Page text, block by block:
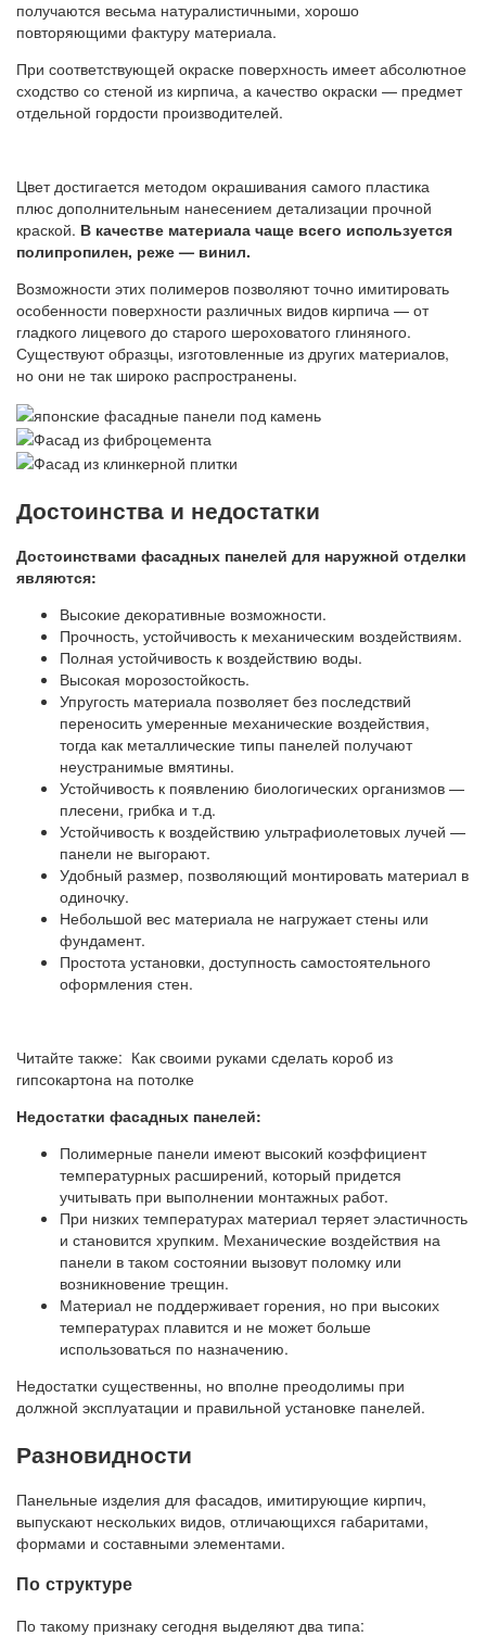
получаются весьма натуралистичными, хорошо
повторяющими фактуру материала.
При соответствующей окраске поверхность имеет абсолютное
сходство со стеной из кирпича, а качество окраски — предмет
отдельной гордости производителей.
Цвет достигается методом окрашивания самого пластика
плюс дополнительным нанесением детализации прочной
краской. В качестве материала чаще всего используется
полипропилен, реже — винил.
Возможности этих полимеров позволяют точно имитировать
особенности поверхности различных видов кирпича — от
гладкого лицевого до старого шероховатого глиняного.
Существуют образцы, изготовленные из других материалов,
но они не так широко распространены.
Достоинства и недостатки
Достоинствами фасадных панелей для наружной отделки
являются:
Высокие декоративные возможности.
Прочность, устойчивость к механическим воздействиям.
Полная устойчивость к воздействию воды.
Высокая морозостойкость.
Упругость материала позволяет без последствий
переносить умеренные механические воздействия,
тогда как металлические типы панелей получают
неустранимые вмятины.
Устойчивость к появлению биологических организмов —
плесени, грибка и т.д.
Устойчивость к воздействию ультрафиолетовых лучей —
панели не выгорают.
Удобный размер, позволяющий монтировать материал в
одиночку.
Небольшой вес материала не нагружает стены или
фундамент.
Простота установки, доступность самостоятельного
оформления стен.
Читайте также: Как своими руками сделать короб из
гипсокартона на потолке
Недостатки фасадных панелей:
Полимерные панели имеют высокий коэффициент
температурных расширений, который придется
учитывать при выполнении монтажных работ.
При низких температурах материал теряет эластичность
и становится хрупким. Механические воздействия на
панели в таком состоянии вызовут поломку или
возникновение трещин.
Материал не поддерживает горения, но при высоких
температурах плавится и не может больше
использоваться по назначению.
Недостатки существенны, но вполне преодолимы при
должной эксплуатации и правильной установке панелей.
Разновидности
Панельные изделия для фасадов, имитирующие кирпич,
выпускают нескольких видов, отличающихся габаритами,
формами и составными элементами.
По структуре
По такому признаку сегодня выделяют два типа: